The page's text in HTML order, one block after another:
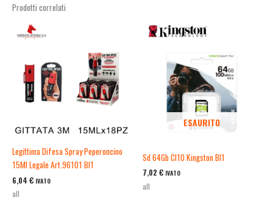
Prodotti correlati
Legittima Difesa Spray Peperoncino
15Ml Legale Art.96101 Bl1
6,04 € IVATO
all
ESAURITO
Sd 64Gb Cl10 Kingston Bl1
7,02 € IVATO
all